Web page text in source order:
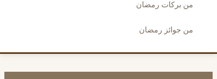
من بركات رمضان
من جوائز رمضان